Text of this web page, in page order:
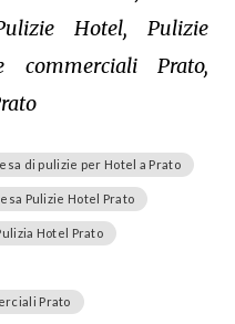
Hotel, Pulizie
commerciali Prato,
di pulizie per Hotel a Prato
Pulizie Hotel Prato
Hotel Prato
Prato